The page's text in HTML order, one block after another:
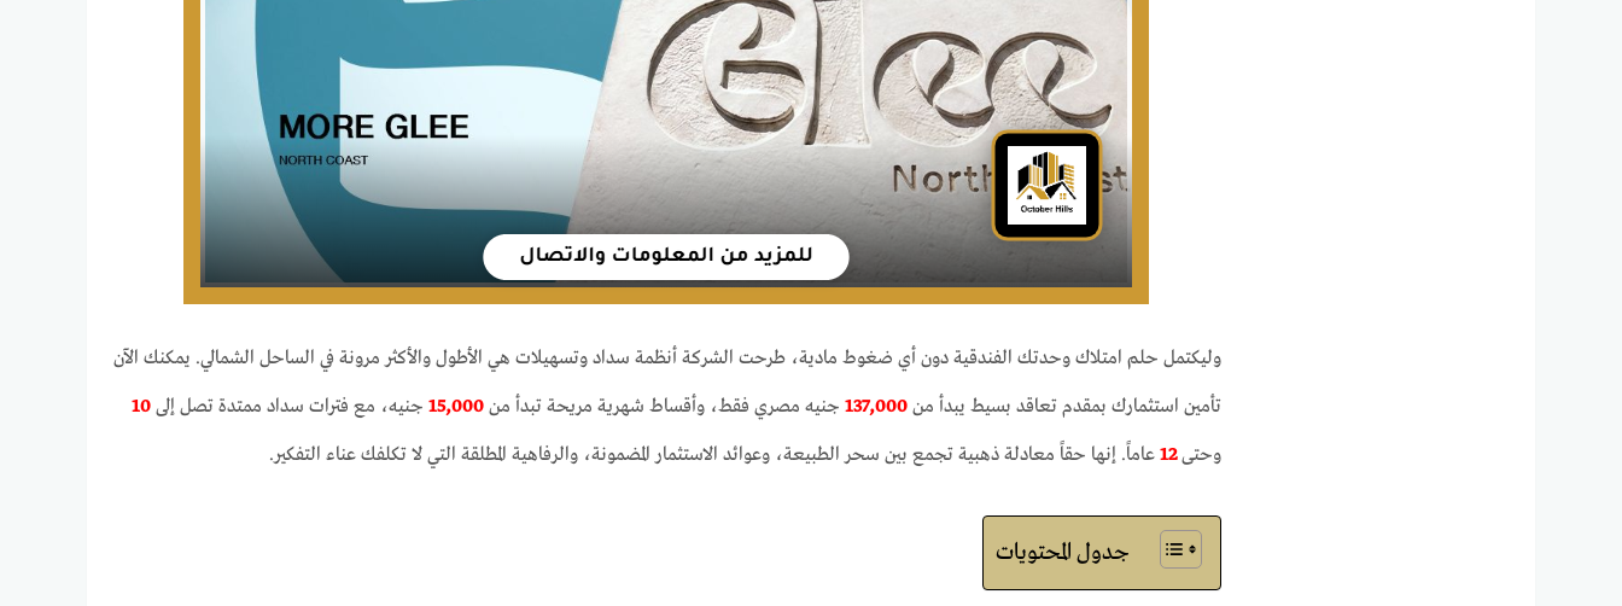
وليكتمل حلم امتلاك وحدتك الفندقية دون أي ضغوط مادية، طرحت الشركة أنظمة سداد وتسهيلات هي الأطول والأكثر مرونة في الساحل الشمالي. يمكنك الآن
تأمين استثمارك بمقدم تعاقد بسيط يبدأ من 137,000 جنيه مصري فقط، وأقساط شهرية مريحة تبدأ من 15,000 جنيه، مع فترات سداد ممتدة تصل إلى 10
وحتى12 عاماً. إنها حقاً معادلة ذهبية تجمع بين سحر الطبيعة، وعوائد الاستثمار المضمونة، والرفاهية المطلقة التي لا تكلفك عناء التفكير.
جدول المحتويات